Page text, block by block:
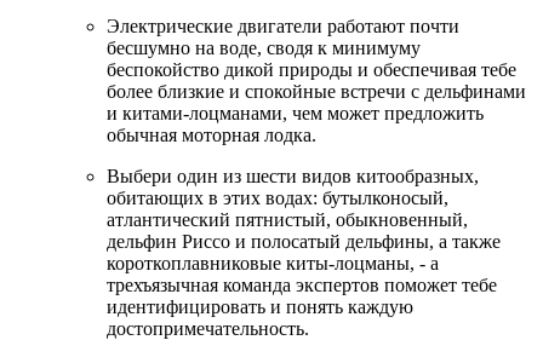
Электрические двигатели работают почти
бесшумно на воде, сводя к минимуму
беспокойство дикой природы и обеспечивая тебе
более близкие и спокойные встречи с дельфинами
и китами-лоцманами, чем может предложить
обычная моторная лодка.
Выбери один из шести видов китообразных,
обитающих в этих водах: бутылконосый,
атлантический пятнистый, обыкновенный,
дельфин Риссо и полосатый дельфины, а также
короткоплавниковые киты-лоцманы, - а
трехъязычная команда экспертов поможет тебе
идентифицировать и понять каждую
достопримечательность.